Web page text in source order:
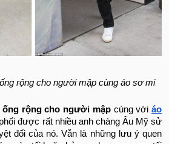
rộng cho người mập cùng áo sơ mi
ống rộng cho người mậpcùng với áo
được rất nhiều anh chàng Âu Mỹ sử
đối của nó. Vẫn là những lưu ý quen